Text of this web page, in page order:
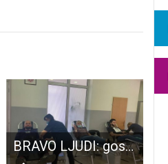
BRAVO LJUDI: gospićko veliko srce, prikupljeno rekordnih 230 doza krvi